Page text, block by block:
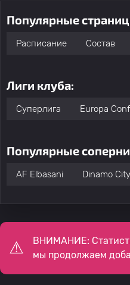
Популярные
Расписание Состав
Лиги клуба:
Суперлига Europa
Популярные
AF Elbasani Dinamo City
ВНИМАНИЕ:
мы продолжаем